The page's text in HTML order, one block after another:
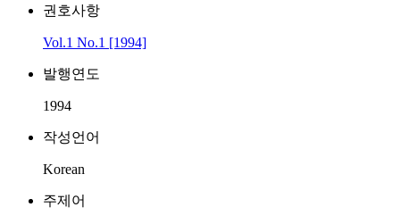
권호사항
Vol.1 No.1 [1994]
발행연도
1994
작성언어
Korean
주제어